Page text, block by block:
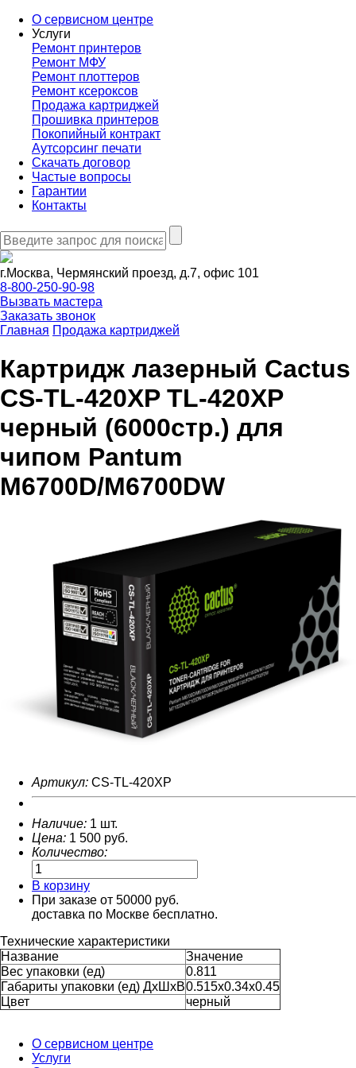
О сервисном центре
Услуги
Ремонт принтеров
Ремонт МФУ
Ремонт плоттеров
Ремонт ксероксов
Продажа картриджей
Прошивка принтеров
Покопийный контракт
Аутсорсинг печати
Скачать договор
Частые вопросы
Гарантии
Контакты
г.Москва, Чермянский проезд, д.7, офис 101
8-800-250-90-98
Вызвать мастера
Заказать звонок
Главная Продажа картриджей
Картридж лазерный Cactus
CS-TL-420XP TL-420XP
черный (6000стр.) для
чипом Pantum
M6700D/M6700DW
Артикул: CS-TL-420XP
Наличие: 1 шт.
Цена: 1 500 руб.
Количество:
В корзину
При заказе от 50000 руб.
доставка по Москве бесплатно.
Технические характеристики
Название
Значение
Вес упаковки (ед)
0.811
Габариты упаковки (ед) ДхШхВ0.515x0.34x0.45
Цвет
черный
О сервисном центре
Услуги